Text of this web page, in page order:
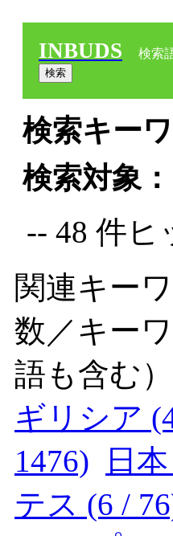
INBUDS 検索
検索キー
検索対象
-- 48 件ヒ
関連キー
数／キー
語も含む
ギリシア
1476)
日
テス (6 /